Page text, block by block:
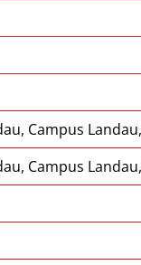
Campus
Campus